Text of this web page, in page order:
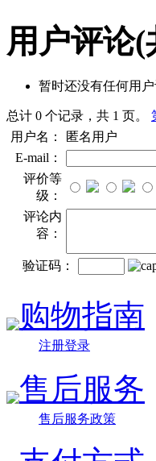
用户评论(
暂时还没有任何用
总计 0 个记录，共 1 页。
用户名：
匿名用户
E-mail：
评价等
级：
评论内
容：
验证码：
购物指南
注册登录
售后服务
售后服务政策